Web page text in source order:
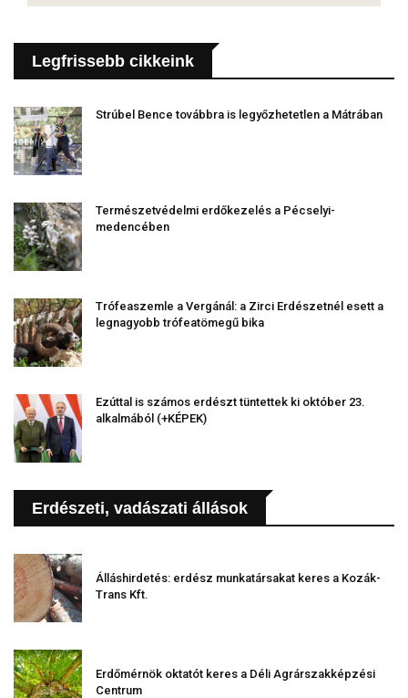
Legfrissebb cikkeink
Strúbel Bence továbbra is legyőzhetetlen a Mátrában
Természetvédelmi erdőkezelés a Pécselyi-
medencében
Trófeaszemle a Vergánál: a Zirci Erdészetnél esett a
legnagyobb trófeatömegű bika
Ezúttal is számos erdészt tüntettek ki október 23.
alkalmából (+KÉPEK)
Erdészeti, vadászati állások
Álláshirdetés: erdész munkatársakat keres a Kozák-
Trans Kft.
Erdőmérnök oktatót keres a Déli Agrárszakképzési
Centrum